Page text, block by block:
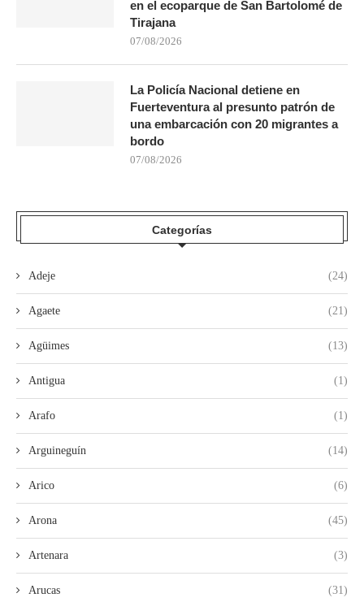
en el ecoparque de San Bartolomé de
Tirajana
07/08/2026
La Policía Nacional detiene en
Fuerteventura al presunto patrón de
una embarcación con 20 migrantes a
bordo
07/08/2026
Categorías
Adeje (24)
Agaete (21)
Agüimes (13)
Antigua (1)
Arafo (1)
Arguineguín (14)
Arico (6)
Arona (45)
Artenara (3)
Arucas (31)